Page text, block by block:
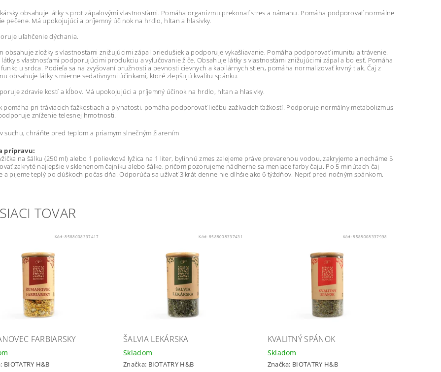
obsahuje látky s protizápalovými vlastnosťami. Pomáha organizmu prekonať stres a námahu. Pomáha podporovať normálne
pečene. Má upokojujúci a príjemný účinok na hrdlo, hltan a hlasivky.
uľahčenie dýchania.
obsahuje zložky s vlastnosťami znižujúcimi zápal priedušiek a podporuje vykašliavanie. Pomáha podporovať imunitu a trávenie.
s vlastnosťami podporujúcimi produkciu a vylučovanie žlče. Obsahuje látky s vlastnosťami znižujúcimi zápal a bolesť. Pomáha
srdca. Podieľa sa na zvyšovaní pružnosti a pevnosti cievnych a kapilárnych stien, pomáha normalizovať krvný tlak. Čaj z
obsahuje látky s mierne sedatívnymi účinkami, ktoré zlepšujú kvalitu spánku.
zdravie kostí a kĺbov. Má upokojujúci a príjemný účinok na hrdlo, hltan a hlasivky.
pomáha pri tráviacich ťažkostiach a plynatosti, pomáha podporovať liečbu zažívacích ťažkostí. Podporuje normálny metabolizmus
zníženie telesnej hmotnosti.
suchu, chráňte pred teplom a priamym slnečným žiarením
prípravu:
na šálku (250 ml) alebo 1 polievková lyžica na 1 liter, bylinnú zmes zalejeme práve prevarenou vodou, zakryjeme a necháme 5
zakryté najlepšie v sklenenom čajníku alebo šálke, pričom pozorujeme nádherne sa meniace farby čaju. Po 5 minútach čaj
a pijeme teplý po dúškoch počas dňa. Odporúča sa užívať 3 krát denne nie dlhšie ako 6 týždňov. Nepiť pred nočným spánkom.
TOVAR
Kód:8588008337417
FARBIARSKY
BIOTATRY H&B
Kód: 8588008337431
ŠALVIA LEKÁRSKA
Skladom
Značka: BIOTATRY H&B
Kód:8588008337998
KVALITNÝ SPÁNOK
Skladom
Značka: BIOTATRY H&B